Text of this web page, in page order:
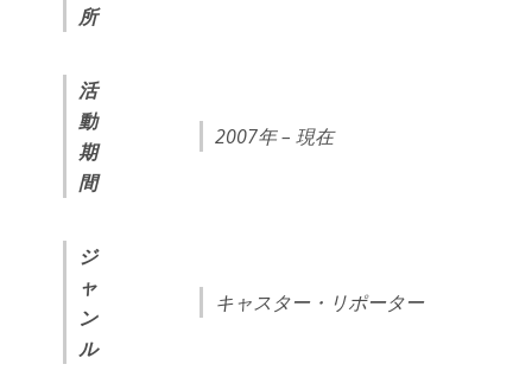
所
活
動
期
間
2007年 – 現在
ジ
ャ
ン
ル
キャスター・リポーター